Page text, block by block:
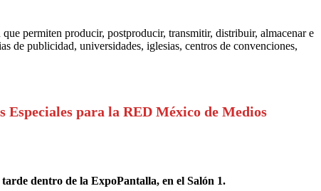
permiten producir, postproducir, transmitir, distribuir, almacenar e
de publicidad, universidades, iglesias, centros de convenciones,
para la RED México de Medios
dentro de la ExpoPantalla, en el Salón 1.